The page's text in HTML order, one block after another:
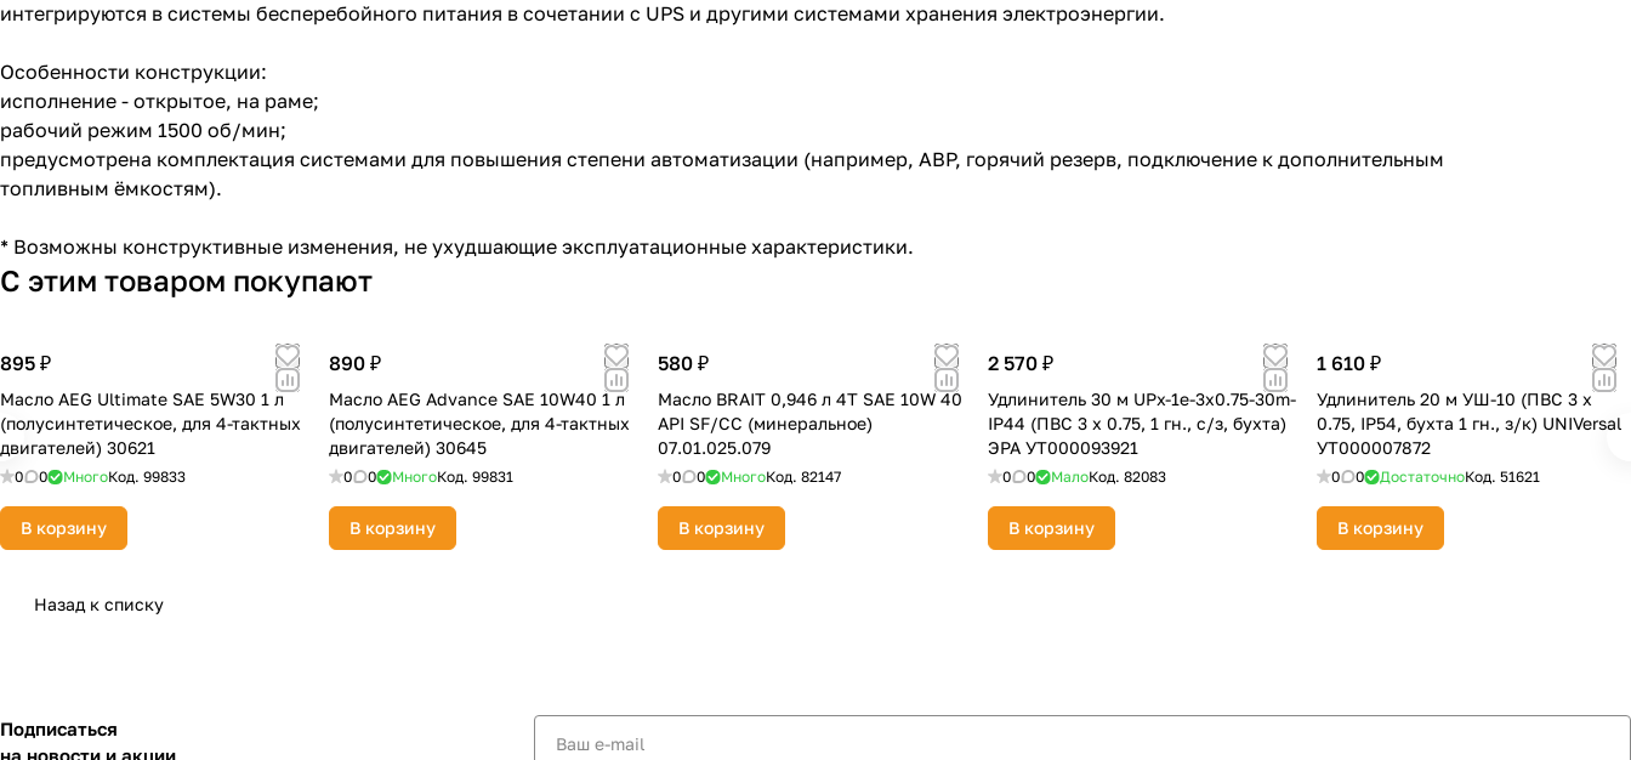
интегрируются в системы бесперебойного питания в сочетании с UPS и другими системами хранения электроэнергии.
Особенности конструкции:
исполнение - открытое, на раме;
рабочий режим 1500 об/мин;
предусмотрена комплектация системами для повышения степени автоматизации (например, АВР, горячий резерв, подключение к дополнительным
топливным ёмкостям).
* Возможны конструктивные изменения, не ухудшающие эксплуатационные характеристики.
С этим товаром покупают
895 ₽
Масло AEG Ultimate SAE 5W30 1 л
(полусинтетическое, для 4-тактных
двигателей) 30621
0 0 МногоКод. 99833
В корзину
890 ₽
Масло AEG Advance SAE 10W40 1 л
(полусинтетическое, для 4-тактных
двигателей) 30645
0 0 МногоКод.99831
В корзину
580 ₽
Масло BRAIT 0,946 л 4Т SAE 10W 40
API SF/CC (минеральное)
07.01.025.079
0 0 МногоКод.82147
В корзину
2 570 ₽
Удлинитель 30 м UPx-1e-3х0.75-30m-
IP44 (ПВС 3 х 0.75, 1 гн., с/з, бухта)
ЭРА УТ000093921
0 0 МалоКод. 82083
В корзину
1 610 ₽
Удлинитель 20 м УШ-10 (ПВС 3 х
0.75, IP54, бухта 1 гн., з/к) UNIVersal
УТ000007872
0 0 ДостаточноКод. 51621
В корзину
Назад к списку
Подписаться
на новости и акции